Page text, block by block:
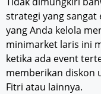
strategi yang
yang Anda kelola
minimarket laris ini
ketika ada event
memberikan diskon
Fitri atau lainnya.